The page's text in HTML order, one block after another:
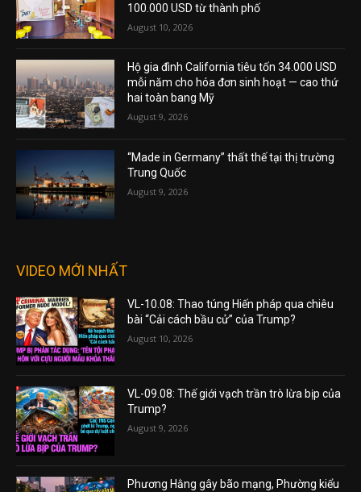
100.000 USD từ thành phố
August 10, 2026
Hộ gia đình California tiêu tốn 34.000 USD
mỗi năm cho hóa đơn sinh hoạt — cao thứ
hai toàn bang Mỹ
August 9, 2026
“Made in Germany” thất thế tại thị trường
Trung Quốc
August 9, 2026
VIDEO MỚI NHẤT
VL-10.08: Thao túng Hiến pháp qua chiêu
bài “Cải cách bầu cử” của Trump?
August 10, 2026
VL-09.08: Thế giới vạch trần trò lừa bịp của
Trump?
August 9, 2026
Phương Hằng gây bão mạng, Phường kiểu